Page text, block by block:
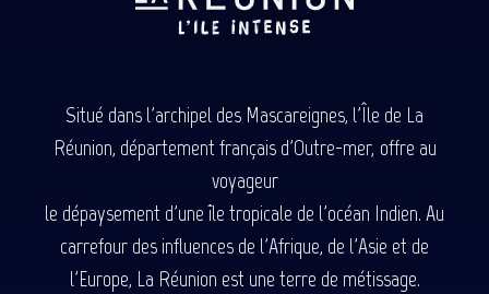
Situé dans l'archipel des Mascareignes, l'Île de La
Réunion, département français d'Outre-mer, offre au
voyageur
le dépaysement d'une île tropicale de l'océan Indien. Au
carrefour des influences de l'Afrique, de l'Asie et de
l'Europe, La Réunion est une terre de métissage.